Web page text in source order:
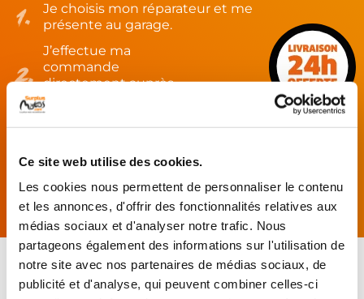
Ce site web utilise des cookies.
Les cookies nous permettent de personnaliser le contenu
et les annonces, d'offrir des fonctionnalités relatives aux
médias sociaux et d'analyser notre trafic. Nous
partageons également des informations sur l'utilisation de
notre site avec nos partenaires de médias sociaux, de
publicité et d'analyse, qui peuvent combiner celles-ci
Je choisis mon réparateur et me
présente au garage.
J’effectue ma
commande
directement auprès
du réparateur.
Mes pièces sont livrées et